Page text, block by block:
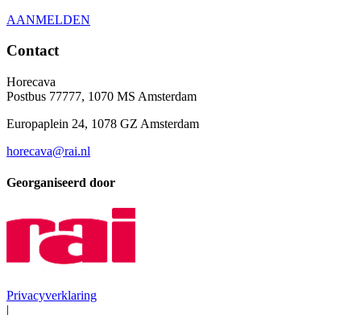
AANMELDEN
Contact
Horecava
Postbus 77777, 1070 MS Amsterdam
Europaplein 24, 1078 GZ Amsterdam
horecava@rai.nl
Georganiseerd door
Privacyverklaring
|